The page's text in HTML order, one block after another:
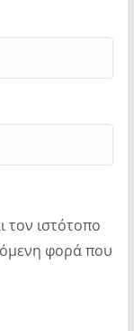
τον ιστότοπο
φορά που